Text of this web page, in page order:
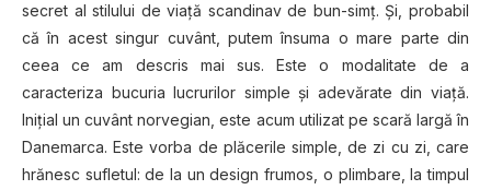
secret al stilului de viață scandinav de bun-simţ. Și, probabil
că în acest singur cuvânt, putem însuma o mare parte din
ceea ce am descris mai sus. Este o modalitate de a
caracteriza bucuria lucrurilor simple şi adevărate din viață.
Inițial un cuvânt norvegian, este acum utilizat pe scară largă în
Danemarca. Este vorba de plăcerile simple, de zi cu zi, care
hrănesc sufletul: de la un design frumos, o plimbare, la timpul